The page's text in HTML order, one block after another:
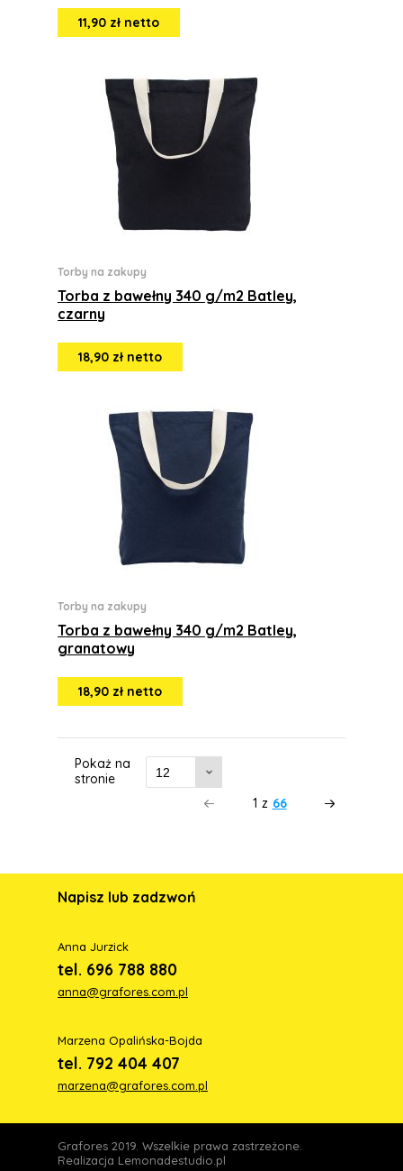
11,90 zł netto
Torby na zakupy
Torba z bawełny 340 g/m2 Batley,
czarny
18,90 zł netto
Torby na zakupy
Torba z bawełny 340 g/m2 Batley,
granatowy
18,90 zł netto
Pokaż na
stronie
1 z 66
Napisz lub zadzwoń
Anna Jurzick
tel. 696 788 880
anna@grafores.com.pl
Marzena Opalińska-Bojda
tel. 792 404 407
marzena@grafores.com.pl
Grafores 2019. Wszelkie prawa zastrzeżone.
Realizacja Lemonadestudio.pl